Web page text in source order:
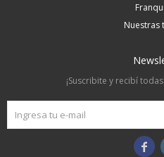
Nuestras
¡Suscribite y recibí
